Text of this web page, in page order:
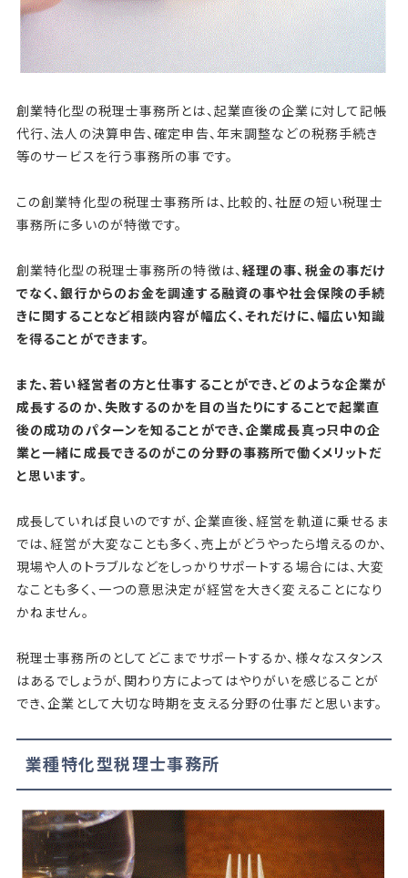
創業特化型の税理士事務所とは、起業直後の企業に対して記帳
代行、法人の決算申告、確定申告、年末調整などの税務手続き
等のサービスを行う事務所の事です。
この創業特化型の税理士事務所は、比較的、社歴の短い税理士
事務所に多いのが特徴です。
創業特化型の税理士事務所の特徴は、経理の事、税金の事だけ
でなく、銀行からのお金を調達する融資の事や社会保険の手続
きに関することなど相談内容が幅広く、それだけに、幅広い知識
を得ることができます。
また、若い経営者の方と仕事することができ、どのような企業が
成長するのか、失敗するのかを目の当たりにすることで起業直
後の成功のパターンを知ることができ、企業成長真っ只中の企
業と一緒に成長できるのがこの分野の事務所で働くメリットだ
と思います。
成長していれば良いのですが、企業直後、経営を軌道に乗せるま
では、経営が大変なことも多く、売上がどうやったら増えるのか、
現場や人のトラブルなどをしっかりサポートする場合には、大変
なことも多く、一つの意思決定が経営を大きく変えることになり
かねません。
税理士事務所のとしてどこまでサポートするか、様々なスタンス
はあるでしょうが、関わり方によってはやりがいを感じることが
でき、企業として大切な時期を支える分野の仕事だと思います。
業種特化型税理士事務所